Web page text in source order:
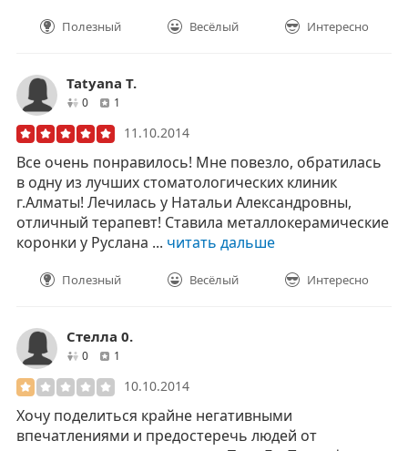
Полезный Весёлый Интересно
Tatyana T.
0друзей1
11.10.2014
Все очень понравилось! Мне повезло, обратилась
в одну из лучших стоматологических клиник
г.Алматы! Лечилась у Натальи Александровны,
отличный терапевт! Ставила металлокерамические
коронки у Руслана ... читать дальше
Полезный Весёлый Интересно
Стелла 0.
0друзей1
10.10.2014
Хочу поделиться крайне негативными
впечатлениями и предостеречь людей от